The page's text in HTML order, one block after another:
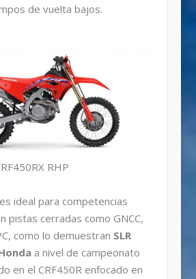
de vuelta bajos.
RHP
ideal para competencias
pistas cerradas como GNCC,
como lo demuestran SLR
a nivel de campeonato
en el CRF450R enfocado en